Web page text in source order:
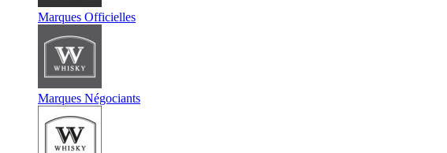
Marques Officielles
Marques Négociants